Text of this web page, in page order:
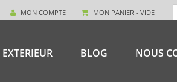
MON PANIER - VIDE
MON COMPTE
BLOG NOUS